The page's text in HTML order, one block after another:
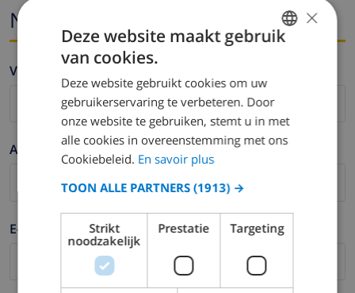
Naam en email
Voornaam *
Achternaam *
E-mail *
DUTCH
SPANISH
CATALAN
ITALIAN
NORWEGIAN
×
Deze website maakt gebruik
van cookies.
Deze website gebruikt cookies om uw
gebruikerservaring te verbeteren. Door
onze website te gebruiken, stemt u in met
alle cookies in overeenstemming met ons
Cookiebeleid. En savoir plus
TOON ALLE PARTNERS (1913) →
Strikt
noodzakelijk
Prestatie Targeting